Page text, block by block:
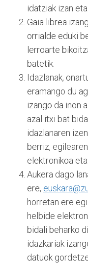
idatziak izan
Gaia librea
orrialde eduki
lerroarte
batetik.
Idazlanak,
eramango du
izango da inon
azal itxi bat
idazlanaren
berriz,
elektronikoa
Aukera dago
ere,
horretan ere
helbide
bidali beharko
idazkariak
datuok